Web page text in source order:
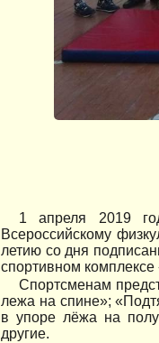
1 апреля 2019
Всероссийскому
летию со дня
спортивном комплексе
Спортсменам
лежа на спине»;
в упоре лёжа на
другие.